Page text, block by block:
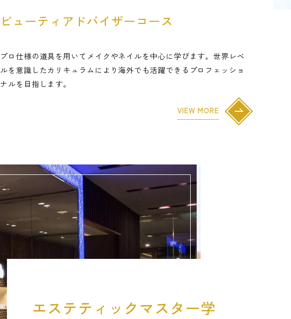
ビューティアドバイザーコース
プロ仕様の道具を用いてメイクやネイルを中心に学びます。世界レベ
ルを意識したカリキュラムにより海外でも活躍できるプロフェッショ
ナルを目指します。
VIEW MORE
エステティックマスター学